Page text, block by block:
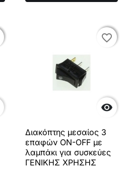

favorite_border
favorite_border
Διακόπτης μεσαίος 3
επαφών ON-OFF με
λαμπάκι για συσκεύες
ΓΕΝΙΚΗΣ ΧΡΗΣΗΣ